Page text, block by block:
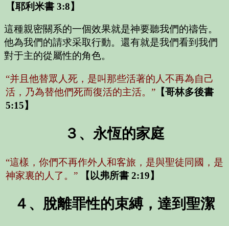
【耶利米書 3:8】
這種親密關系的一個效果就是神要聽我們的禱告。
他為我們的請求采取行動。還有就是我們看到我們
對于主的從屬性的角色。
“并且他替眾人死，是叫那些活著的人不再為自己
活，乃為替他們死而復活的主活。” 【哥林多後書
5:15】
３、永恆的家庭
“這樣，你們不再作外人和客旅，是與聖徒同國，是
神家裏的人了。”
【以弗所書 2:19】
４、脫離罪性的束縛，達到聖潔